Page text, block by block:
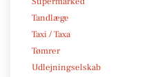
Tandlæge
Taxi / Taxa
Tømrer
Udlejningselskab